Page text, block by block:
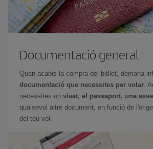
Documentació general
Quan acabis la compra del bitllet, demana
documentació que necessites per volar.
necessites un visat, el passaport, una
qualsevol altre document, en funció de
del teu vol.